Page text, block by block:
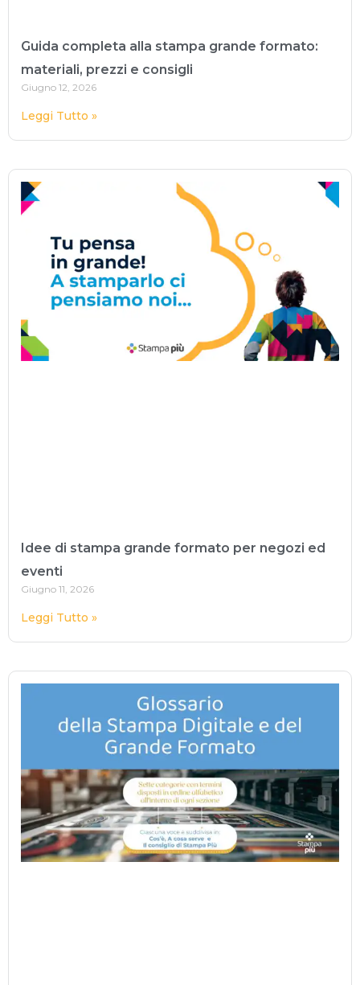
Guida completa alla stampa grande formato:
materiali, prezzi e consigli
Giugno 12, 2026
Leggi Tutto »
Idee di stampa grande formato per negozi ed
eventi
Giugno 11, 2026
Leggi Tutto »